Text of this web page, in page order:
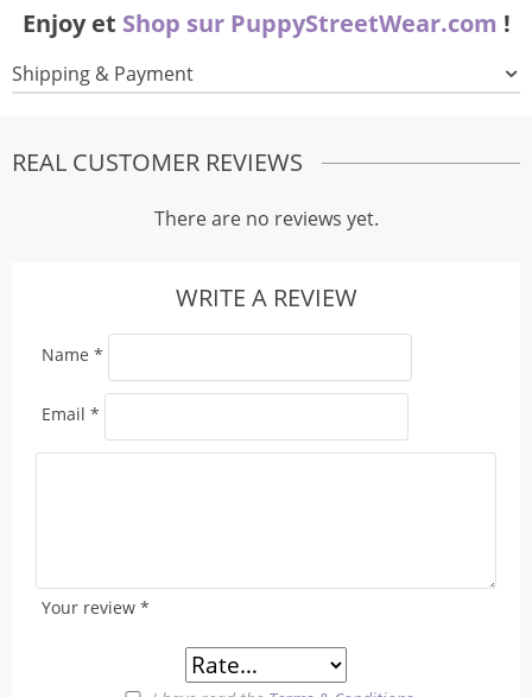
Enjoy et Shop sur PuppyStreetWear.com !
Shipping & Payment
REAL CUSTOMER REVIEWS
There are no reviews yet.
WRITE A REVIEW
Your review *
Name *
Email *